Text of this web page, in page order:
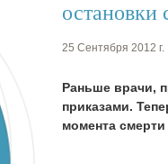
остановки
25 Сентября 2012 г.
Раньше врачи,
приказами.
момента